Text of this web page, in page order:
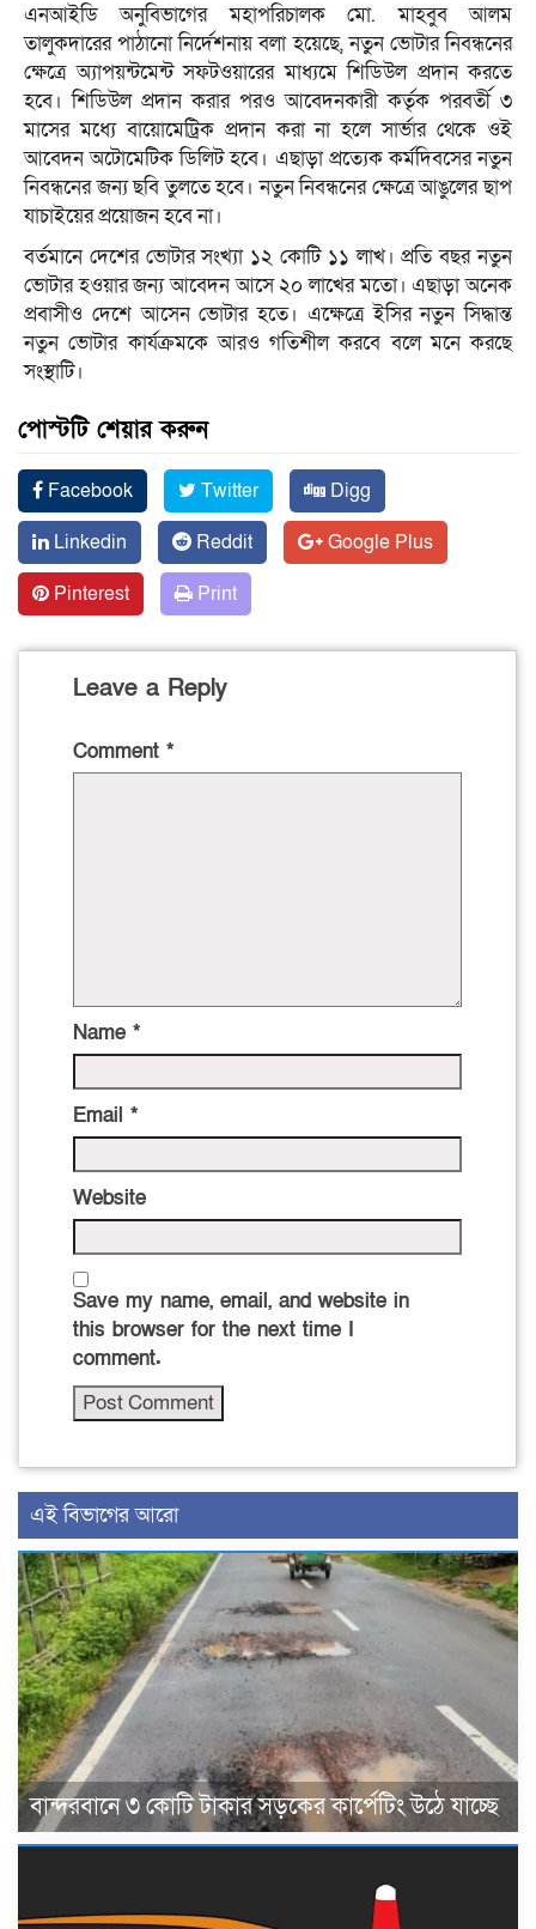
এনআইডি অনুবিভাগের মহাপরিচালক মো. মাহবুব আলম
তালুকদারের পাঠানো নির্দেশনায় বলা হয়েছে, নতুন ভোটার নিবন্ধনের
ক্ষেত্রে অ্যাপয়ন্টমেন্ট সফটওয়ারের মাধ্যমে শিডিউল প্রদান করতে
হবে। শিডিউল প্রদান করার পরও আবেদনকারী কর্তৃক পরবর্তী ৩
মাসের মধ্যে বায়োমেট্রিক প্রদান করা না হলে সার্ভার থেকে ওই
আবেদন অটোমেটিক ডিলিট হবে। এছাড়া প্রত্যেক কর্মদিবসের নতুন
নিবন্ধনের জন্য ছবি তুলতে হবে। নতুন নিবন্ধনের ক্ষেত্রে আঙুলের ছাপ
যাচাইয়ের প্রয়োজন হবে না।
বর্তমানে দেশের ভোটার সংখ্যা ১২ কোটি ১১ লাখ। প্রতি বছর নতুন
ভোটার হওয়ার জন্য আবেদন আসে ২০ লাখের মতো। এছাড়া অনেক
প্রবাসীও দেশে আসেন ভোটার হতে। এক্ষেত্রে ইসির নতুন সিদ্ধান্ত
নতুন ভোটার কার্যক্রমকে আরও গতিশীল করবে বলে মনে করছে
সংস্থাটি।
পোস্টটি শেয়ার করুন
Facebook Twitter
Digg
Linkedin
Reddit
Google Plus
Pinterest
Print
Leave a Reply
Comment *
Name *
Email *
Website
Save my name, email, and website in
this browser for the next time I
comment.
এই বিভাগের আরো
বান্দরবানে ৩ কোটি টাকার সড়কের কার্পেটিং উঠে যাচ্ছে